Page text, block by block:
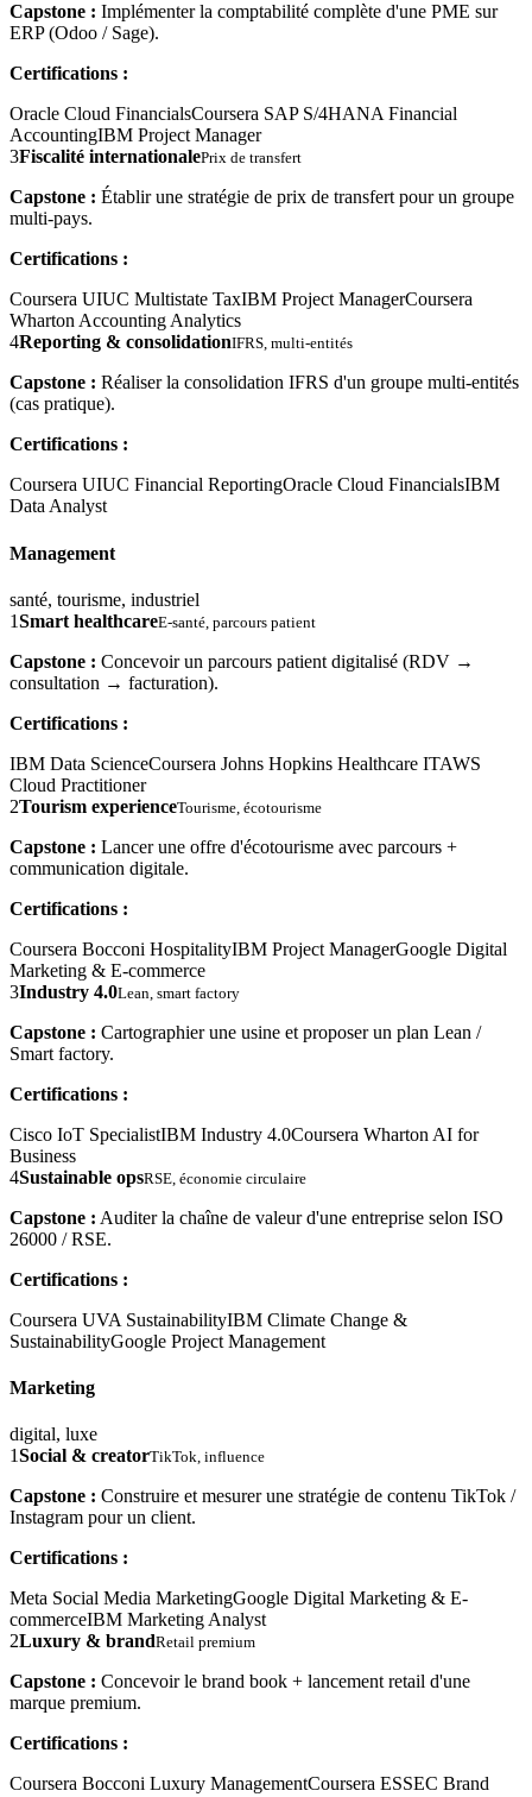
Capstone : Implémenter la comptabilité complète d'une PME sur
ERP (Odoo / Sage).
Certifications :
Oracle Cloud FinancialsCoursera SAP S/4HANA Financial
AccountingIBM Project Manager
3Fiscalité internationalePrix de transfert
Capstone : Établir une stratégie de prix de transfert pour un groupe
multi-pays.
Certifications :
Coursera UIUC Multistate TaxIBM Project ManagerCoursera
Wharton Accounting Analytics
4Reporting & consolidationIFRS, multi-entités
Capstone : Réaliser la consolidation IFRS d'un groupe multi-entités
(cas pratique).
Certifications :
Coursera UIUC Financial ReportingOracle Cloud FinancialsIBM
Data Analyst
Management
santé, tourisme, industriel
1Smart healthcareE-santé, parcours patient
Capstone : Concevoir un parcours patient digitalisé (RDV →
consultation → facturation).
Certifications :
IBM Data ScienceCoursera Johns Hopkins Healthcare ITAWS
Cloud Practitioner
2Tourism experienceTourisme, écotourisme
Capstone : Lancer une offre d'écotourisme avec parcours +
communication digitale.
Certifications :
Coursera Bocconi HospitalityIBM Project ManagerGoogle Digital
Marketing & E-commerce
3Industry 4.0Lean, smart factory
Capstone : Cartographier une usine et proposer un plan Lean /
Smart factory.
Certifications :
Cisco IoT SpecialistIBM Industry 4.0Coursera Wharton AI for
Business
4Sustainable opsRSE, économie circulaire
Capstone : Auditer la chaîne de valeur d'une entreprise selon ISO
26000 / RSE.
Certifications :
Coursera UVA SustainabilityIBM Climate Change &
SustainabilityGoogle Project Management
Marketing
digital, luxe
1Social & creatorTikTok, influence
Capstone : Construire et mesurer une stratégie de contenu TikTok /
Instagram pour un client.
Certifications :
Meta Social Media MarketingGoogle Digital Marketing & E-
commerceIBM Marketing Analyst
2Luxury & brandRetail premium
Capstone : Concevoir le brand book + lancement retail d'une
marque premium.
Certifications :
Coursera Bocconi Luxury ManagementCoursera ESSEC Brand